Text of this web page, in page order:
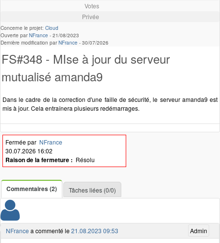
Votes
Privée
Concerne le projet: Cloud
Ouverte parNFrance - 21/08/2023
Dernière modification parNFrance - 30/07/2026
FS#348 - MIse à jour du serveur
mutualisé amanda9
Dans le cadre de la correction d'une faille de sécurité, le serveur amanda9 est
mis à jour. Cela entraînera plusieurs redémarrages.
Fermée par NFrance
30.07.2026 16:02
Raison de la fermeture : Résolu
Commentaires (2) Tâches liées (0/0)
Admin
NFrance a commenté le21.08.2023 09:53